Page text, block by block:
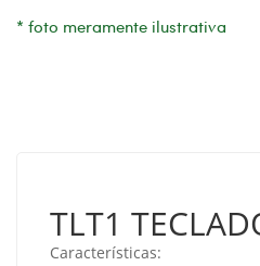
* foto meramente ilustrativa
TLT1
Características: